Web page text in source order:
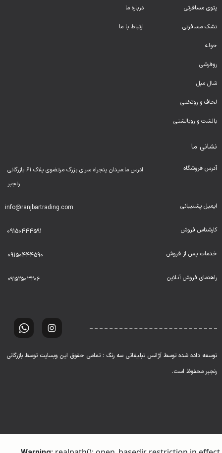
پتوی مسافرتی
تشک مسافرتی
حوله
روفرشی
شال مبل
لحاف و روتختی
بالشت و روبالشتی
درباره ما
ارتباط با ما
نشانی ما
آدرس فروشگاه
ادرس ما:میدان پنجراه سرای بزرگ مرتضوی پلاک ۶۱ بازرگانی
رنجبر
ایمیل پشتیبانی info@ranjbartrading.com
کارشناس فروش 09150444591
خدمات پس از فروش 09150444590
راهنمای فروش آنلاین ۰۹۱۵۲۵۰۳۲۰۶
توسعه داده شده توسط آژانس تبلیغاتی سه رنگ : تمامی حقوق این وبسایت توسط بازرگانی
رنجبر محفوظ است.